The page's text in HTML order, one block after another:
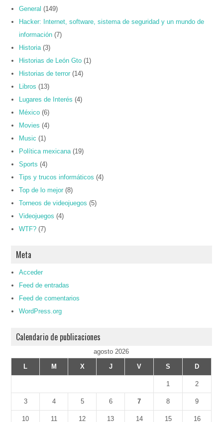
General (149)
Hacker: Internet, software, sistema de seguridad y un mundo de
información (7)
Historia (3)
Historias de León Gto (1)
Historias de terror (14)
Libros (13)
Lugares de Interés (4)
México (6)
Movies (4)
Music (1)
Política mexicana (19)
Sports (4)
Tips y trucos informáticos (4)
Top de lo mejor (8)
Torneos de videojuegos (5)
Videojuegos (4)
WTF? (7)
Meta
Acceder
Feed de entradas
Feed de comentarios
WordPress.org
Calendario de publicaciones
agosto 2026
L
M X J V S D
1 2
3 4 5 6 7 8 9
10 11 12 13 14 15 16